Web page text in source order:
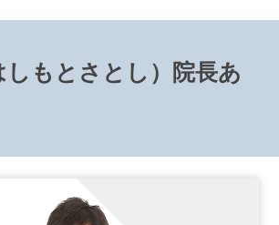
しもとさとし）院長あ